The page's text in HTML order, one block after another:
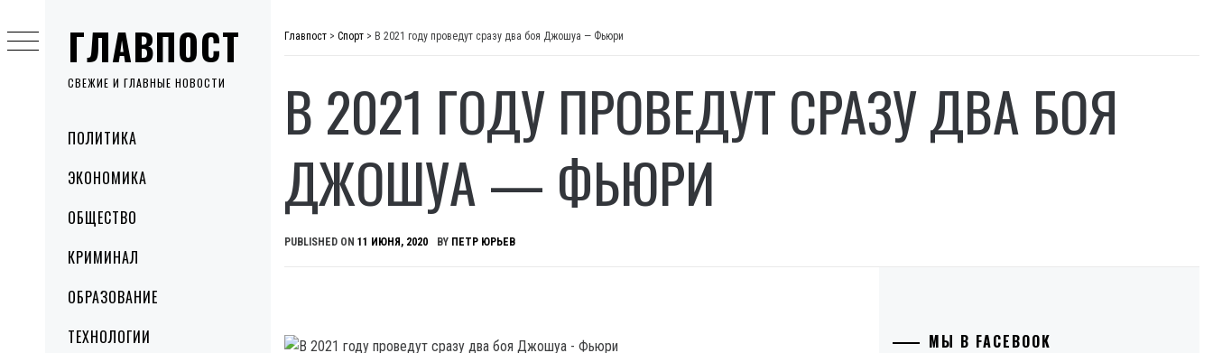
ГЛАВПОСТ
СВЕЖИЕ И ГЛАВНЫЕ НОВОСТИ
MenuПОЛИТИКА
ЭКОНОМИКА
ОБЩЕСТВО
КРИМИНАЛ
ОБРАЗОВАНИЕ
ТЕХНОЛОГИИ
to
content
Главпост > Спорт > В 2021 году проведут сразу два боя Джошуа — Фьюри
В 2021 ГОДУ ПРОВЕДУТ СРАЗУ ДВА БОЯ
ДЖОШУА — ФЬЮРИ
PUBLISHED ON 11 ИЮНЯ, 2020 BY ПЕТР ЮРЬЕВ
МЫ В FACEBOOK